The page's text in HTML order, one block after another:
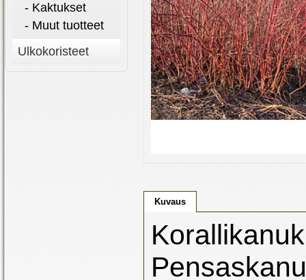
- Kaktukset
- Muut tuotteet
Ulkokoristeet
Kuvaus